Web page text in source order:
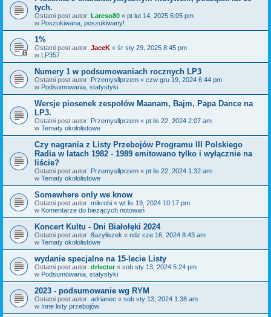
tych.
Ostatni post autor: Lareso80 « pt lut 14, 2025 6:05 pm
w Poszukiwana, poszukiwany!
1%
Ostatni post autor: JaceK « śr sty 29, 2025 8:45 pm
w LP357
Numery 1 w podsumowaniach rocznych LP3
Ostatni post autor: Przemysllprzem « czw gru 19, 2024 6:44 pm
w Podsumowania, statystyki
Wersje piosenek zespołów Maanam, Bajm, Papa Dance na
LP3.
Ostatni post autor: Przemysllprzem « pt lis 22, 2024 2:07 am
w Tematy okołolistowe
Czy nagrania z Listy Przebojów Programu III Polskiego
Radia w latach 1982 - 1989 emitowano tylko i wyłącznie na
liście?
Ostatni post autor: Przemysllprzem « pt lis 22, 2024 1:32 am
w Tematy okołolistowe
Somewhere only we know
Ostatni post autor: mikrobi « wt lis 19, 2024 10:17 pm
w Komentarze do bieżących notowań
Koncert Kultu - Dni Białołęki 2024
Ostatni post autor: 8azyliszek « ndz cze 16, 2024 8:43 am
w Tematy okołolistowe
wydanie specjalne na 15-lecie Listy
Ostatni post autor: drlecter« sob sty 13, 2024 5:24 pm
w Podsumowania, statystyki
2023 - podsumowanie wg RYM
Ostatni post autor: adrianec « sob sty 13, 2024 1:38 am
w Inne listy przebojów